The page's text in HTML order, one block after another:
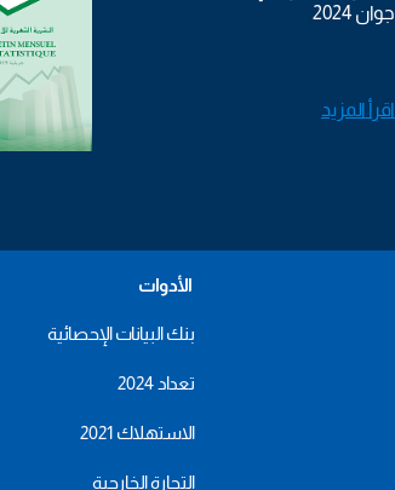
جوان 2024
اقرأ المزيد
الأدوات
بنك البيانات الإحصائية
تعداد 2024
الاستهلاك 2021
التجارة الخارجية